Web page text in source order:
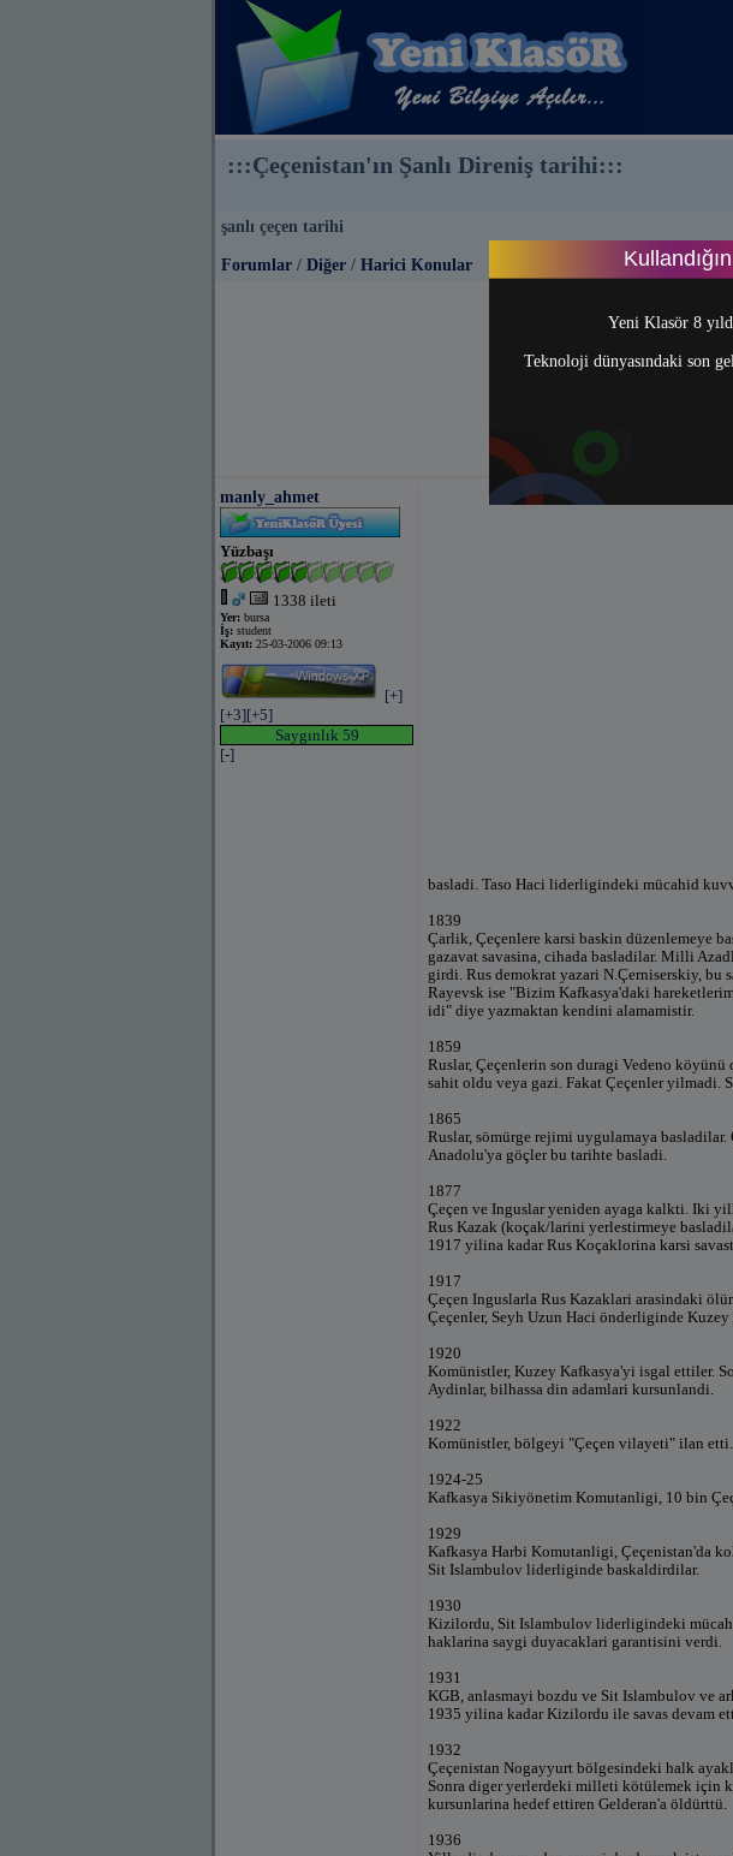
Yeni Klasör 8
Teknoloji dünyasındaki son
:::Çeçenistan'ın Şanlı Direniş tarihi:::
şanlı çeçen tarihi
Forumlar / Diğer / Harici Konular
manly_ahmet
Yüzbaşı
1338 ileti
Yer: bursa
İş: student
Kayıt: 25-03-2006 09:13
[+]
[+3][+5]
Saygınlık 59
[-]
basladi. Taso Haci liderligindeki mücahid
1839
Çarlik, Çeçenlere karsi baskin düzenlemeye
gazavat savasina, cihada basladilar. Milli
girdi. Rus demokrat yazari N.Çerniserskiy, bu
Rayevsk ise "Bizim Kafkasya'daki
idi" diye yazmaktan kendini alamamistir.
1859
Ruslar, Çeçenlerin son duragi Vedeno
sahit oldu veya gazi. Fakat Çeçenler yilmadi.
1865
Ruslar, sömürge rejimi uygulamaya
Anadolu'ya göçler bu tarihte basladi.
1877
Çeçen ve Inguslar yeniden ayaga kalkti. Iki
Rus Kazak (koçak/larini yerlestirmeye
1917 yilina kadar Rus Koçaklorina karsi
1917
Çeçen Inguslarla Rus Kazaklari arasindaki
Çeçenler, Seyh Uzun Haci önderliginde
1920
Komünistler, Kuzey Kafkasya'yi isgal ettiler.
Aydinlar, bilhassa din adamlari kursunlandi.
1922
Komünistler, bölgeyi "Çeçen vilayeti" ilan etti.
1924-25
Kafkasya Sikiyönetim Komutanligi, 10 bin
1929
Kafkasya Harbi Komutanligi, Çeçenistan'da
Sit Islambulov liderliginde baskaldirdilar.
1930
Kizilordu, Sit Islambulov liderligindeki
haklarina saygi duyacaklari garantisini verdi.
1931
KGB, anlasmayi bozdu ve Sit Islambulov ve
1935 yilina kadar Kizilordu ile savas devam
1932
Çeçenistan Nogayyurt bölgesindeki halk
Sonra diger yerlerdeki milleti kötülemek için
kursunlarina hedef ettiren Gelderan'a öldürttü.
1936